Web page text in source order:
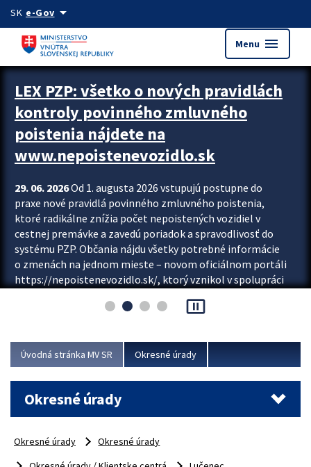
Preskocit na hlavný obsah
SK e-Govarrow_drop_down
Menu menu
Zastavit automatický posun upútavok
LEX PZP: všetko o nových pravidlách
kontroly povinného zmluvného
poistenia nájdete na
www.nepoistenevozidlo.sk
29. 06. 2026Od 1. augusta 2026 vstupujú postupne do
praxe nové pravidlá povinného zmluvného poistenia,
ktoré radikálne znížia počet nepoistených vozidiel v
cestnej premávke a zavedú poriadok a spravodlivosť do
systému PZP. Občania nájdu všetky potrebné informácie
o zmenách na jednom mieste – novom oficiálnom portáli
https://nepoistenevozidlo.sk/, ktorý vznikol v spolupráci
asociácie poisťovní (SLASPO) a Ministerstva vnútra SR.
Viac
pause_presentation
Úvodná stránka MV SR Okresné úrady
Okresné úrady
Okresné úrady
Okresné úrady